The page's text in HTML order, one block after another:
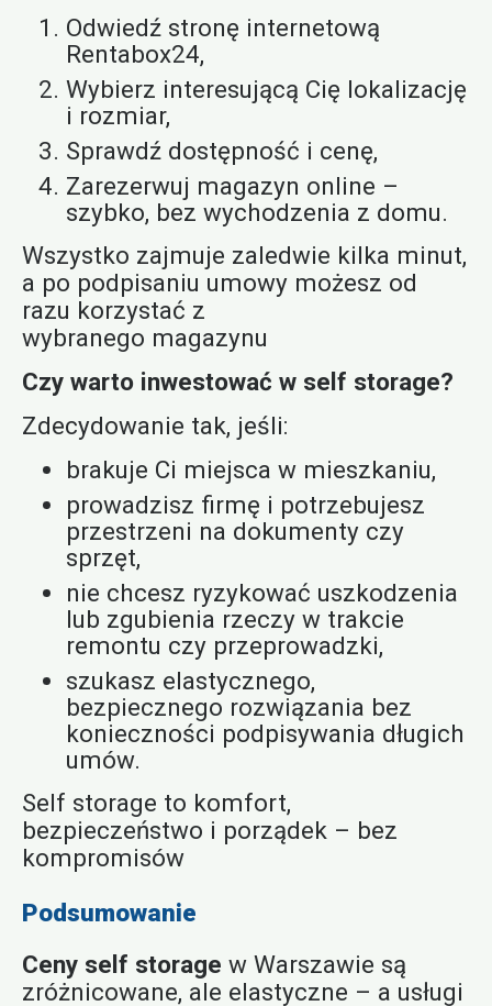
Odwiedź stronę internetową
Rentabox24,
Wybierz interesującą Cię lokalizację
i rozmiar,
Sprawdź dostępność i cenę,
Zarezerwuj magazyn online –
szybko, bez wychodzenia z domu.
Wszystko zajmuje zaledwie kilka minut,
a po podpisaniu umowy możesz od
razu korzystać z
wybranego magazynu
Czy warto inwestować w self storage?
Zdecydowanie tak, jeśli:
brakuje Ci miejsca w mieszkaniu,
prowadzisz firmę i potrzebujesz
przestrzeni na dokumenty czy
sprzęt,
nie chcesz ryzykować uszkodzenia
lub zgubienia rzeczy w trakcie
remontu czy przeprowadzki,
szukasz elastycznego,
bezpiecznego rozwiązania bez
konieczności podpisywania długich
umów.
Self storage to komfort,
bezpieczeństwo i porządek – bez
kompromisów
Podsumowanie
Ceny self storage w Warszawie są
zróżnicowane, ale elastyczne – a usługi